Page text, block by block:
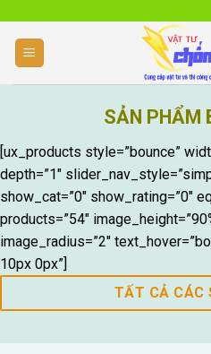
content
SẢN PHẨM
[ux_products style=”bounce”
depth=”1″
show_cat=”0″ show_rating=”0″
products=”54″
image_radius=”2″
10px 0px”]
TẤT CẢ CÁC